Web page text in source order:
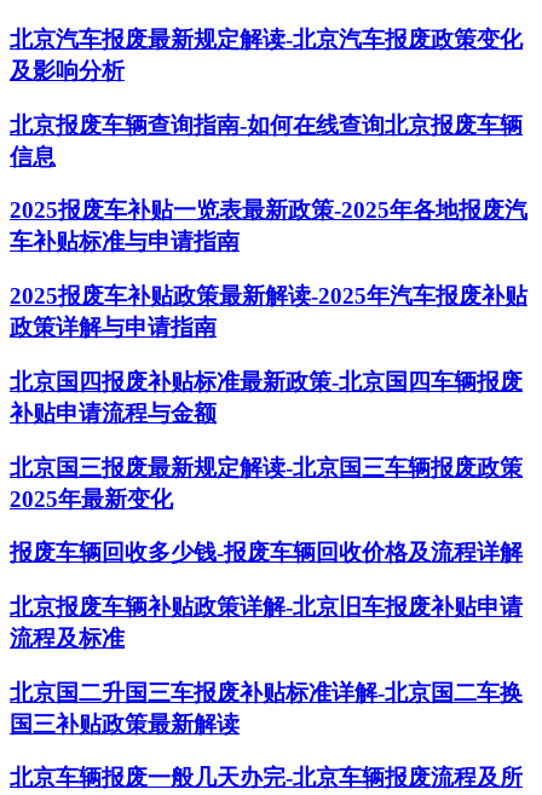
北京汽车报废最新规定解读-北京汽车报废政策变化
及影响分析
北京报废车辆查询指南-如何在线查询北京报废车辆
信息
2025报废车补贴一览表最新政策-2025年各地报废汽
车补贴标准与申请指南
2025报废车补贴政策最新解读-2025年汽车报废补贴
政策详解与申请指南
北京国四报废补贴标准最新政策-北京国四车辆报废
补贴申请流程与金额
北京国三报废最新规定解读-北京国三车辆报废政策
2025年最新变化
报废车辆回收多少钱-报废车辆回收价格及流程详解
北京报废车辆补贴政策详解-北京旧车报废补贴申请
流程及标准
北京国二升国三车报废补贴标准详解-北京国二车换
国三补贴政策最新解读
北京车辆报废一般几天办完-北京车辆报废流程及所